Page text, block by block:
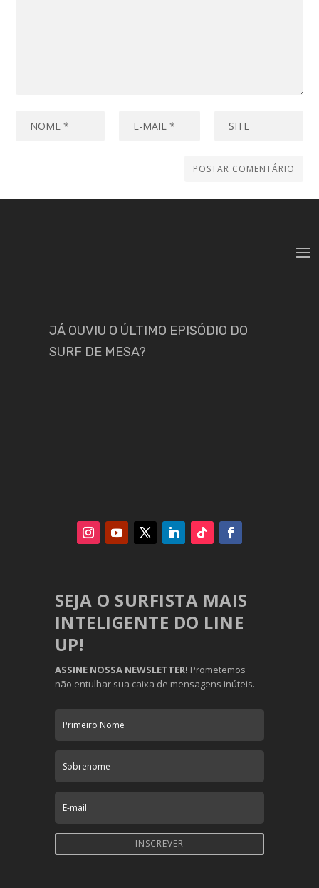
JÁ OUVIU O ÚLTIMO EPISÓDIO DO
SURF DE MESA?
SEJA O SURFISTA MAIS
INTELIGENTE DO LINE
UP!
ASSINE NOSSA NEWSLETTER! Prometemos
não entulhar sua caixa de mensagens inúteis.
INSCREVER